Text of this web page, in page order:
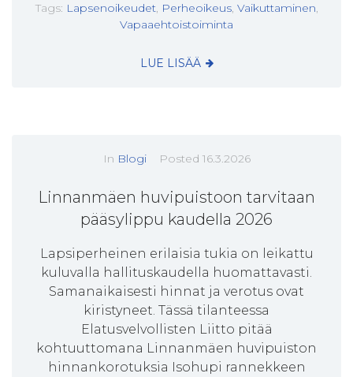
Tags: Lapsenoikeudet, Perheoikeus, Vaikuttaminen,
Vapaaehtoistoiminta
LUE LISÄÄ
In Blogi Posted 16.3.2026
Linnanmäen huvipuistoon tarvitaan
pääsylippu kaudella 2026
Lapsiperheinen erilaisia tukia on leikattu
kuluvalla hallituskaudella huomattavasti.
Samanaikaisesti hinnat ja verotus ovat
kiristyneet. Tässä tilanteessa
Elatusvelvollisten Liitto pitää
kohtuuttomana Linnanmäen huvipuiston
hinnankorotuksia Isohupi rannekkeen